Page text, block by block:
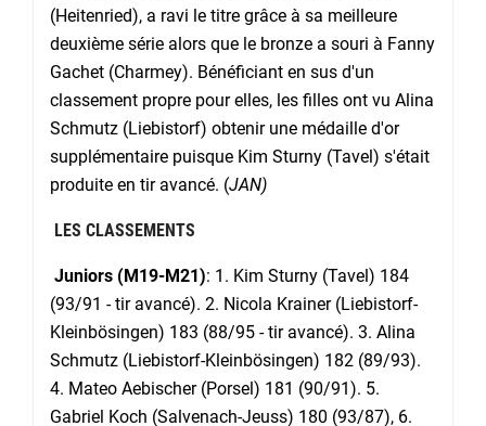
(Heitenried), a ravi le titre grâce à sa meilleure
deuxième série alors que le bronze a souri à Fanny
Gachet (Charmey). Bénéficiant en sus d'un
classement propre pour elles, les filles ont vu Alina
Schmutz (Liebistorf) obtenir une médaille d'or
supplémentaire puisque Kim Sturny (Tavel) s'était
produite en tir avancé. (JAN)
LES CLASSEMENTS
Juniors (M19-M21): 1. Kim Sturny (Tavel) 184
(93/91 - tir avancé). 2. Nicola Krainer (Liebistorf-
Kleinbösingen) 183 (88/95 - tir avancé). 3. Alina
Schmutz (Liebistorf-Kleinbösingen) 182 (89/93).
4. Mateo Aebischer (Porsel) 181 (90/91). 5.
Gabriel Koch (Salvenach-Jeuss) 180 (93/87), 6.